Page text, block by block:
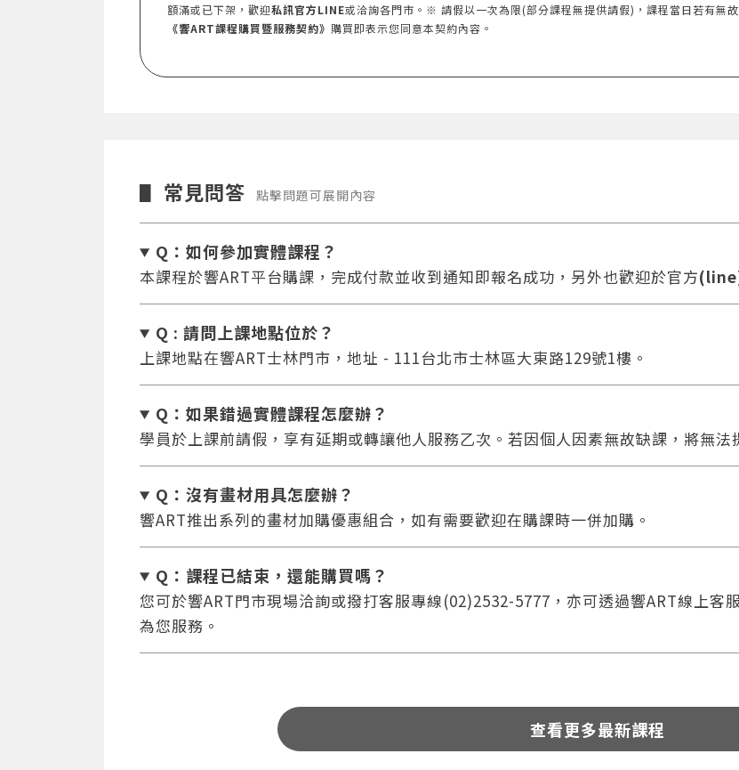
您將收到一封Email，請依照信件中的指示重新登入。
系統偵測到您的帳號重複登入，
額滿或已下架，歡迎私訊官方LINE或洽詢各門市。※ 請假以一次為限(部分課程無提供請假)，課程當日若有無
《響ART課程購買暨服務契約》 購買即表示您同意本契約內容。
▋ 常見問答 點擊問題可展開內容
Q：如何參加實體課程？
本課程於響ART平台購課，完成付款並收到通知即報名成功，另外也歡迎於官方
Q : 請問上課地點位於？
上課地點在響ART士林門市，地址 - 111台北市士林區大東路129號1樓。
Q：如果錯過實體課程怎麼辦？
學員於上課前請假，享有延期或轉讓他人服務乙次。若因個人因素無故缺課，將無法
Q：沒有畫材用具怎麼辦？
響ART推出系列的畫材加購優惠組合，如有需要歡迎在購課時一併加購。
Q：課程已結束，還能購買嗎？
您可於響ART門市現場洽詢或撥打客服專線(02)2532-5777，亦可透過響ART線上客服
為您服務。
查看更多最新課程